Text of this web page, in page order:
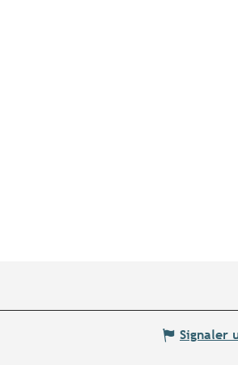
Signaler